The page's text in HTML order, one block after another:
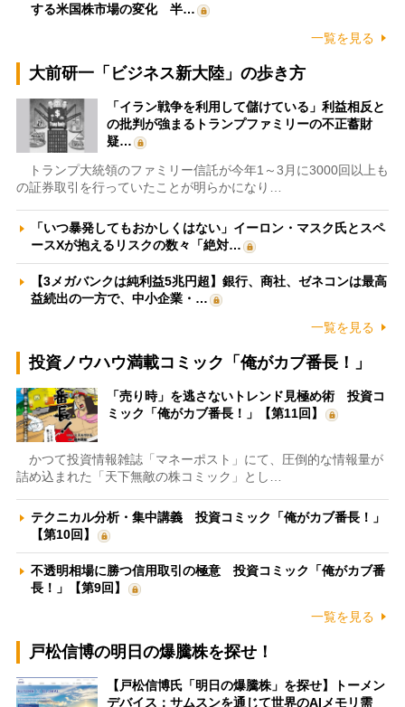
する米国株市場の変化 半…
一覧を見る
大前研一「ビジネス新大陸」の歩き方
「イラン戦争を利用して儲けている」利益相反と
の批判が強まるトランプファミリーの不正蓄財
疑…
トランプ大統領のファミリー信託が今年1～3月に3000回以上も
の証券取引を行っていたことが明らかになり…
「いつ暴発してもおかしくはない」イーロン・マスク氏とスペ
ースXが抱えるリスクの数々「絶対…
【3メガバンクは純利益5兆円超】銀行、商社、ゼネコンは最高
益続出の一方で、中小企業・…
一覧を見る
投資ノウハウ満載コミック「俺がカブ番長！」
「売り時」を逃さないトレンド見極め術 投資コ
ミック「俺がカブ番長！」【第11回】
かつて投資情報雑誌「マネーポスト」にて、圧倒的な情報量が
詰め込まれた「天下無敵の株コミック」とし…
テクニカル分析・集中講義 投資コミック「俺がカブ番長！」
【第10回】
不透明相場に勝つ信用取引の極意 投資コミック「俺がカブ番
長！」【第9回】
一覧を見る
戸松信博の明日の爆騰株を探せ！
【戸松信博氏「明日の爆騰株」を探せ】トーメン
デバイス：サムスンを通じて世界のAIメモリ需